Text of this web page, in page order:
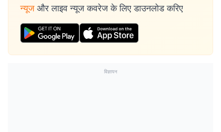
न्यूज और लाइव न्यूज कवरेज के लिए डाउनलोड करिए
विज्ञापन